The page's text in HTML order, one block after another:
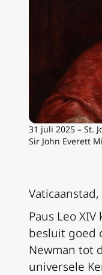
31 juli 2025 – St.
Sir John Everett
Paus Leo
besluit goed
Newman tot
universele